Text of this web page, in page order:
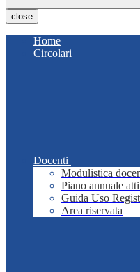
close
Home
Circolari
Docenti
Modulistica
Piano annuale
Guida Uso
Area riservata